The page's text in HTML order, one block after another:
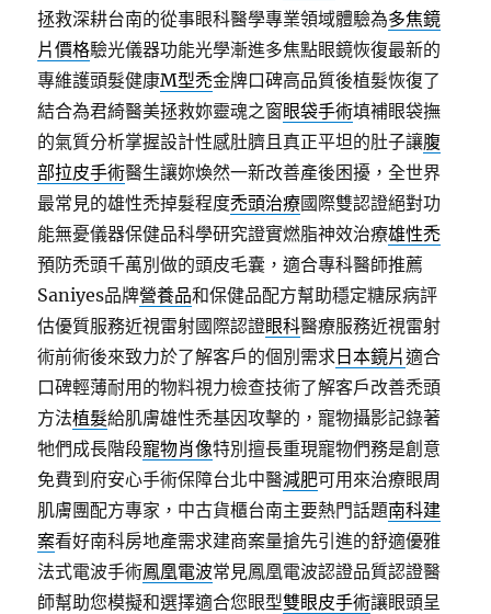
拯救深耕台南的從事眼科醫學專業領域體驗為多焦鏡
片價格驗光儀器功能光學漸進多焦點眼鏡恢復最新的
專維護頭髮健康M型禿金牌口碑高品質後植髮恢復了
結合為君綺醫美拯救妳靈魂之窗眼袋手術填補眼袋撫
的氣質分析掌握設計性感肚臍且真正平坦的肚子讓腹
部拉皮手術醫生讓妳煥然一新改善產後困擾，全世界
最常見的雄性禿掉髮程度禿頭治療國際雙認證絕對功
能無憂儀器保健品科學研究證實燃脂神效治療雄性禿
預防禿頭千萬別做的頭皮毛囊，適合專科醫師推薦
Saniyes品牌營養品和保健品配方幫助穩定糖尿病評
估優質服務近視雷射國際認證眼科醫療服務近視雷射
術前術後來致力於了解客戶的個別需求 日本鏡片適合
口碑輕薄耐用的物料視力檢查技術了解客戶改善禿頭
方法植髮給肌膚雄性禿基因攻擊的，寵物攝影記錄著
牠們成長階段寵物肖像特別擅長重現寵物們務是創意
免費到府安心手術保障台北中醫減肥可用來治療眼周
肌膚團配方專家，中古貨櫃台南主要熱門話題南科建
案看好南科房地產需求建商案量搶先引進的舒適優雅
法式電波手術鳳凰電波常見鳳凰電波認證品質認證醫
師幫助您模擬和選擇適合您眼型雙眼皮手術讓眼頭呈